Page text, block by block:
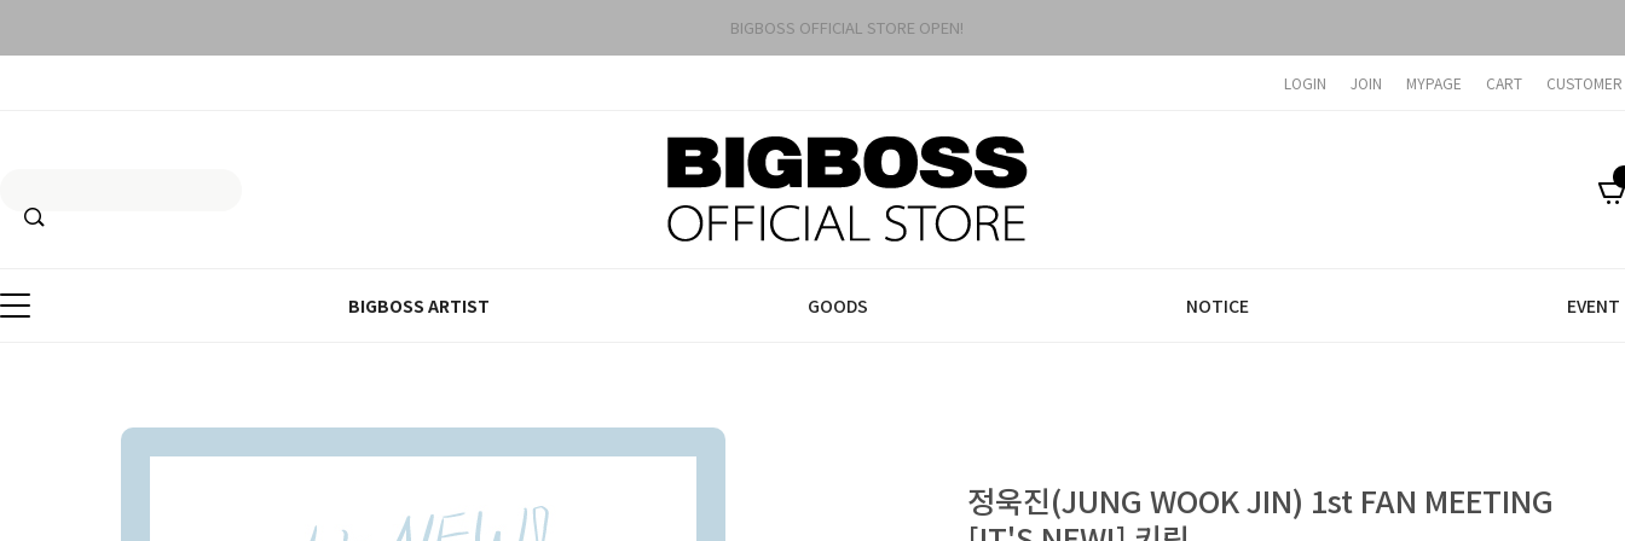
BIGBOSS OFFICIAL STORE OPEN!
LOGIN JOIN MYPAGE CART
BIGBOSS ARTIST GOODS NOTICE EVENT
정욱진(JUNG WOOK JIN) 1st FAN MEETING